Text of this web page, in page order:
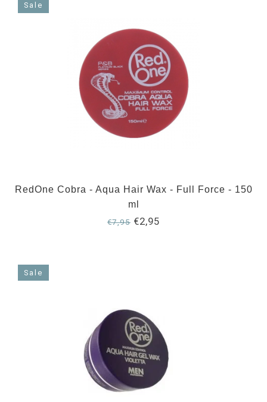
Sale
RedOne Cobra - Aqua Hair Wax - Full Force - 150
ml
€7,95 €2,95
Sale